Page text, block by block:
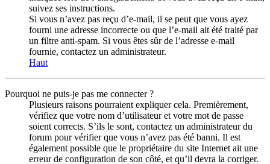
suivez ses instructions.
Si vous n’avez pas reçu d’e-mail, il se peut que vous ayez
fourni une adresse incorrecte ou que l’e-mail ait été traité par
un filtre anti-spam. Si vous êtes sûr de l’adresse e-mail
fournie, contactez un administrateur.
Haut
Pourquoi ne puis-je pas me connecter ?
Plusieurs raisons pourraient expliquer cela. Premièrement,
vérifiez que votre nom d’utilisateur et votre mot de passe
soient corrects. S’ils le sont, contactez un administrateur du
forum pour vérifier que vous n’avez pas été banni. Il est
également possible que le propriétaire du site Internet ait une
erreur de configuration de son côté, et qu’il devra la corriger.